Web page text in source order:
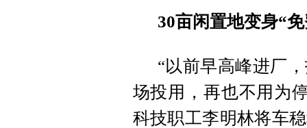
30亩闲置地变身“
“以前早高峰进厂
场投用，再也不用为
科技职工李明林将车